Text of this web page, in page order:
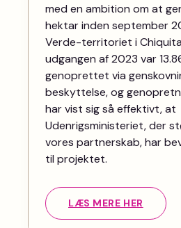
med en ambition om at
hektar inden september
Verde-territoriet i
udgangen af 2023 var
genoprettet via
beskyttelse, og
har vist sig så effektivt, at
Udenrigsministeriet, der
vores partnerskab, har
til projektet.
LÆS MERE HER